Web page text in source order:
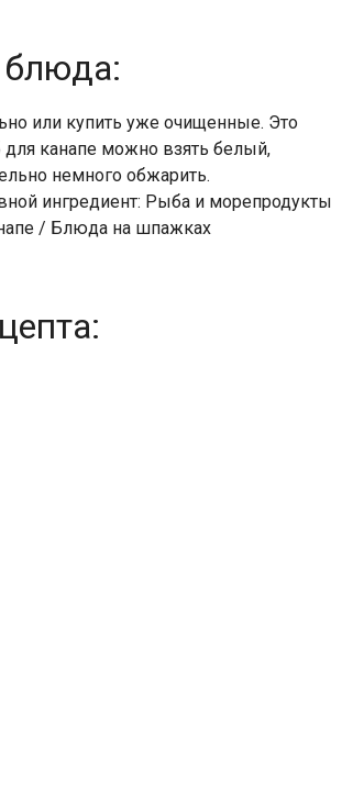
блюда:
или купить уже очищенные. Это
для канапе можно взять белый,
немного обжарить.
ингредиент: Рыба и морепродукты
/ Блюда на шпажках